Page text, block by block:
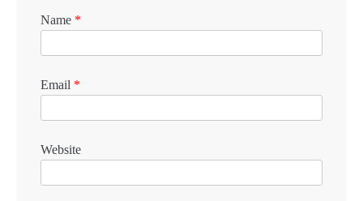
Name *
Email *
Website